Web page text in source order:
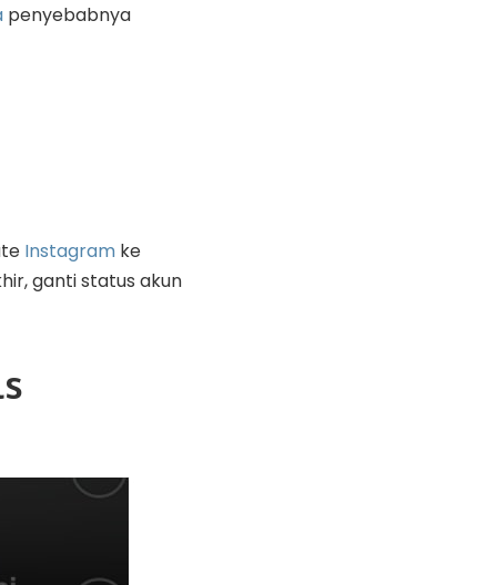
penyebabnya
Instagram ke
ganti status akun